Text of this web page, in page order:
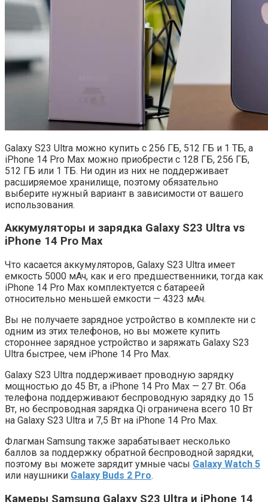
Galaxy S23 Ultra можно купить с 256 ГБ, 512 ГБ и 1 ТБ, а
iPhone 14 Pro Max можно приобрести с 128 ГБ, 256 ГБ,
512 ГБ или 1 ТБ. Ни один из них не поддерживает
расширяемое хранилище, поэтому обязательно
выберите нужный вариант в зависимости от вашего
использования.
Аккумуляторы и зарядка Galaxy S23 Ultra vs
iPhone 14 Pro Max
Что касается аккумуляторов, Galaxy S23 Ultra имеет
емкость 5000 мАч, как и его предшественники, тогда как
iPhone 14 Pro Max комплектуется с батареей
относительно меньшей емкости — 4323 мАч.
Вы не получаете зарядное устройство в комплекте ни с
одним из этих телефонов, но вы можете купить
стороннее зарядное устройство и заряжать Galaxy S23
Ultra быстрее, чем iPhone 14 Pro Max.
Galaxy S23 Ultra поддерживает проводную зарядку
мощностью до 45 Вт, а iPhone 14 Pro Max — 27 Вт. Оба
телефона поддерживают беспроводную зарядку до 15
Вт, но беспроводная зарядка Qi ограничена всего 10 Вт
на Galaxy S23 Ultra и 7,5 Вт на iPhone 14 Pro Max.
Флагман Samsung также зарабатывает несколько
баллов за поддержку обратной беспроводной зарядки,
поэтому вы можете зарядит умные часы Galaxy Watch 5
или наушники Galaxy Buds 2 Pro.
Камеры Samsung Galaxy S23 Ultra и iPhone 14